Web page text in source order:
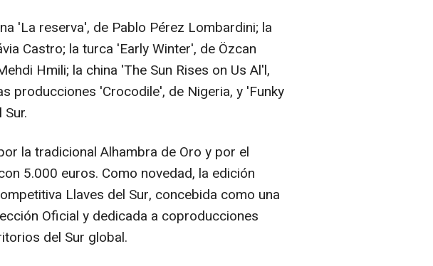
'La reserva', de Pablo Pérez Lombardini; la
Castro; la turca 'Early Winter', de Özcan
Hmili; la china 'The Sun Rises on Us Al'l,
producciones 'Crocodile', de Nigeria, y 'Funky
la tradicional Alhambra de Oro y por el
5.000 euros. Como novedad, la edición
Llaves del Sur, concebida como una
Oficial y dedicada a coproducciones
del Sur global.